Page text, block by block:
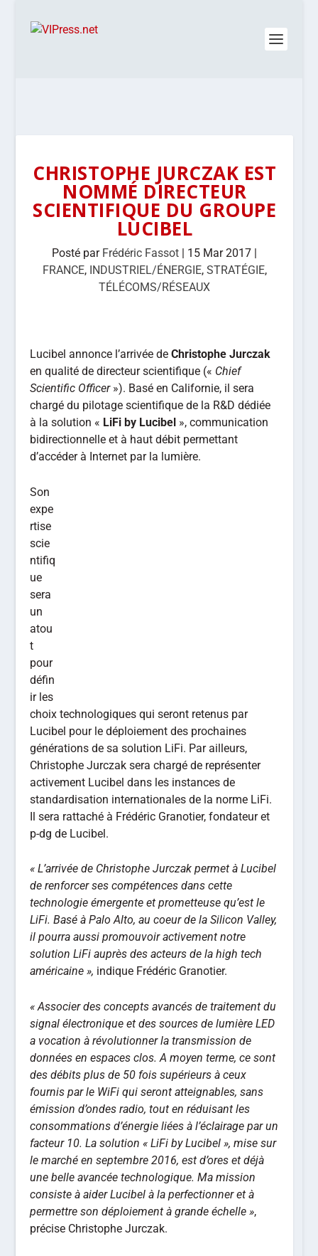
CHRISTOPHE JURCZAK EST
NOMMÉ DIRECTEUR
SCIENTIFIQUE DU GROUPE
LUCIBEL
Posté par Frédéric Fassot | 15 Mar 2017 |
FRANCE, INDUSTRIEL/ÉNERGIE, STRATÉGIE,
TÉLÉCOMS/RÉSEAUX
Lucibel annonce l’arrivée deChristophe Jurczak
en qualité de directeur scientifique (« Chief
Scientific Officer»). Basé en Californie, il sera
chargé du pilotage scientifique de la R&D dédiée
à la solution « LiFi by Lucibel », communication
bidirectionnelle et à haut débit permettant
d’accéder à Internet par la lumière.
Son
expe
rtise
scie
ntifiq
ue
sera
un
atou
t
pour
défin
ir les
choix technologiques qui seront retenus par
Lucibel pour le déploiement des prochaines
générations de sa solution LiFi. Par ailleurs,
Christophe Jurczak sera chargé de représenter
activement Lucibel dans les instances de
standardisation internationales de la norme LiFi.
Il sera rattaché à Frédéric Granotier, fondateur et
p-dg de Lucibel.
« L’arrivée de Christophe Jurczak permet à Lucibel
de renforcer ses compétences dans cette
technologie émergente et prometteuse qu’est le
LiFi. Basé à Palo Alto, au coeur de la Silicon Valley,
il pourra aussi promouvoir activement notre
solution LiFi auprès des acteurs de la high tech
américaine », indique Frédéric Granotier.
« Associer des concepts avancés de traitement du
signal électronique et des sources de lumière LED
a vocation à révolutionner la transmission de
données en espaces clos. A moyen terme, ce sont
des débits plus de 50 fois supérieurs à ceux
fournis par le WiFi qui seront atteignables, sans
émission d’ondes radio, tout en réduisant les
consommations d’énergie liées à l’éclairage par un
facteur 10. La solution « LiFi by Lucibel », mise sur
le marché en septembre 2016, est d’ores et déjà
une belle avancée technologique. Ma mission
consiste à aider Lucibel à la perfectionner et à
permettre son déploiement à grande échelle »,
précise Christophe Jurczak.